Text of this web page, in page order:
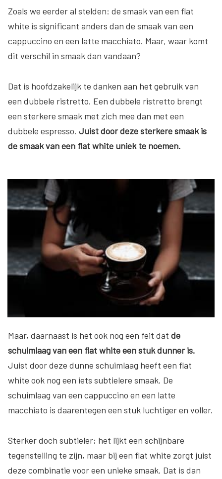
Zoals we eerder al stelden: de smaak van een flat
white is significant anders dan de smaak van een
cappuccino en een latte macchiato. Maar, waar komt
dit verschil in smaak dan vandaan?
Dat is hoofdzakelijk te danken aan het gebruik van
een dubbele ristretto. Een dubbele ristretto brengt
een sterkere smaak met zich mee dan met een
dubbele espresso. Juist door deze sterkere smaak is
de smaak van een flat white uniek te noemen.
Maar, daarnaast is het ook nog een feit dat de
schuimlaag van een flat white een stuk dunner is.
Juist door deze dunne schuimlaag heeft een flat
white ook nog een iets subtielere smaak. De
schuimlaag van een cappuccino en een latte
macchiato is daarentegen een stuk luchtiger en voller.
Sterker doch subtieler; het lijkt een schijnbare
tegenstelling te zijn, maar bij een flat white zorgt juist
deze combinatie voor een unieke smaak. Dat is dan